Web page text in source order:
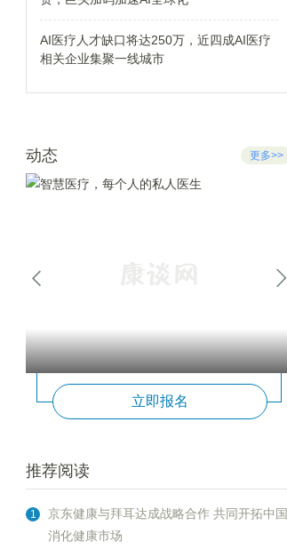
AI医疗人才缺口将达250万，近四成AI医疗
相关企业集聚一线城市
动态 更多>>
立即报名
推荐阅读
1
京东健康与拜耳达成战略合作 共同开拓中国
消化健康市场